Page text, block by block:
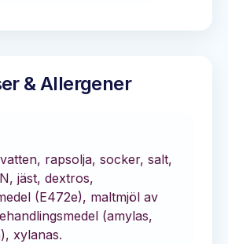
& Allergener
rapsolja, socker, salt,
jäst, dextros,
(E472e), maltmjöl av
(amylas,
xylanas.